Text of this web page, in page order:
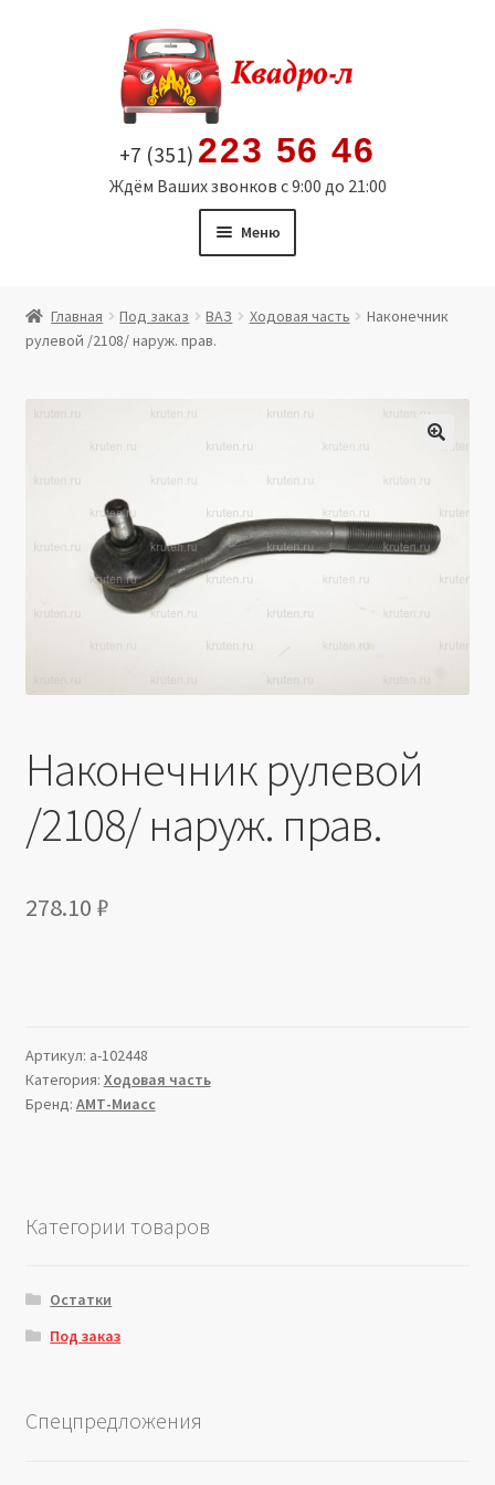
содержимому
+7 (351) 223 56 46
Ждём Ваших звонков с 9:00 до 21:00
Меню
Витрина
Мой аккаунт
данных
Производители
Юридические данные
Главная Под заказ ВАЗ Ходовая часть
Наконечник
рулевой /2108/ наруж. прав.
Наконечник рулевой
/2108/ наруж. прав.
278.10 ₽
Артикул: a-102448
Категория: Ходовая часть
Бренд: АМТ-Миасс
Категории товаров
Остатки
Под заказ
Спецпредложения